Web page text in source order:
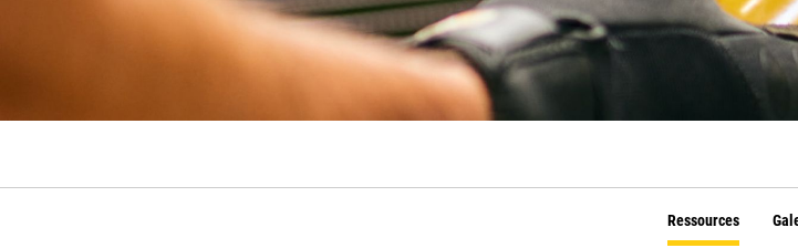
Ressources